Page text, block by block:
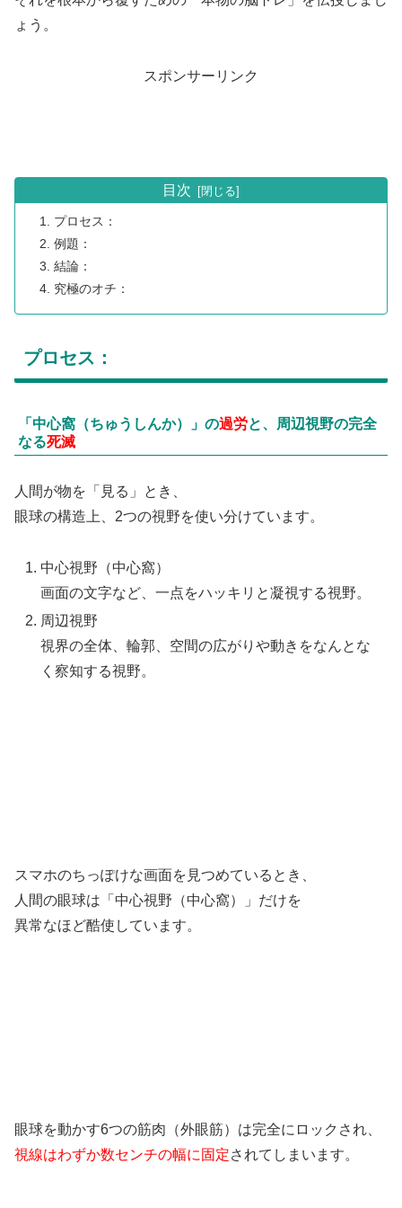
ょう。
スポンサーリンク
目次
プロセス：
例題：
結論：
究極のオチ：
プロセス：
「中心窩（ちゅうしんか）」の過労と、周辺視野の完全
なる死滅
人間が物を「見る」とき、
眼球の構造上、2つの視野を使い分けています。
中心視野（中心窩）
画面の文字など、一点をハッキリと凝視する視野。
周辺視野
視界の全体、輪郭、空間の広がりや動きをなんとな
く察知する視野。
スマホのちっぽけな画面を見つめているとき、
人間の眼球は「中心視野（中心窩）」だけを
異常なほど酷使しています。
眼球を動かす6つの筋肉（外眼筋）は完全にロックされ、
視線はわずか数センチの幅に固定されてしまいます。